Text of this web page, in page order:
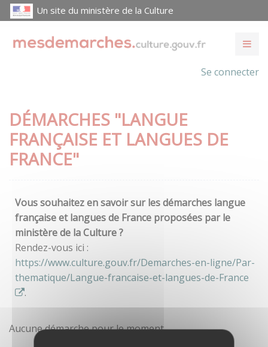
Un site du ministère de la Culture
Se connecter
DÉMARCHES "LANGUE
FRANÇAISE ET LANGUES DE
FRANCE"
Vous souhaitez en savoir sur les démarches langue
française et langues de France proposées par le
ministère de la Culture ?
Rendez-vous ici :
https://www.culture.gouv.fr/Demarches-en-ligne/Par-
thematique/Langue-francaise-et-langues-de-France
.
Aucune démarche pour le moment